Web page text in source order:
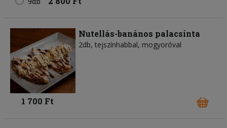
Nutellás-banános palacsinta
2db, tejszínhabbal, mogyoróval
1 700 Ft